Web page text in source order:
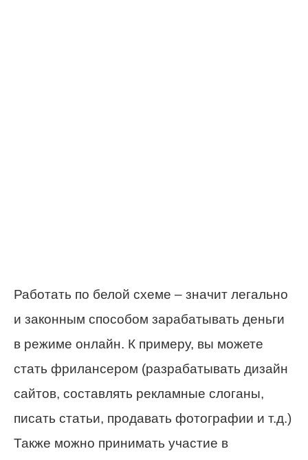
Работать по белой схеме – значит легально
и законным способом зарабатывать деньги
в режиме онлайн. К примеру, вы можете
стать фрилансером (разрабатывать дизайн
сайтов, составлять рекламные слоганы,
писать статьи, продавать фотографии и т.д.)
Также можно принимать участие в